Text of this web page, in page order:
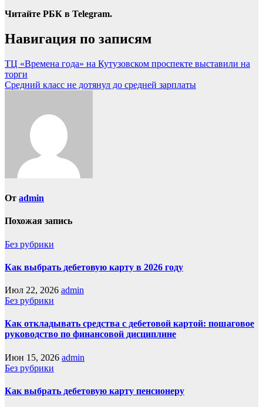
Читайте РБК в Telegram.
Навигация по записям
ТЦ «Времена года» на Кутузовском проспекте выставили на
торги
Средний класс не дотянул до средней зарплаты
От admin
Похожая запись
Без рубрики
Как выбрать дебетовую карту в 2026 году
Июл 22, 2026 admin
Без рубрики
Как откладывать средства с дебетовой картой: пошаговое
руководство по финансовой дисциплине
Июн 15, 2026 admin
Без рубрики
Как выбрать дебетовую карту пенсионеру